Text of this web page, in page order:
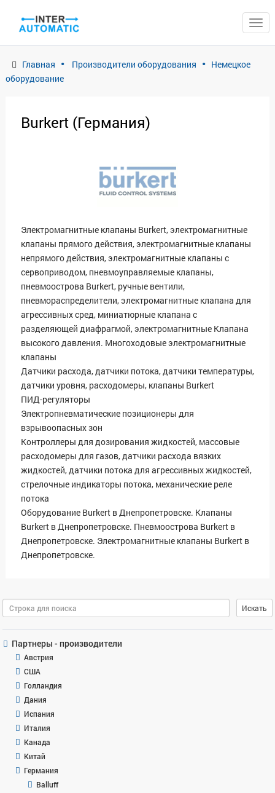
Главная Производители оборудования
Немецкое
оборудование
Burkert (Германия)
Электромагнитные клапаны Burkert, электромагнитные
клапаны прямого действия, электромагнитные клапаны
непрямого действия, электромагнитные клапаны с
сервоприводом, пневмоуправляемые клапаны,
пневмоострова Burkert, ручные вентили,
пневмораспределители, электромагнитные клапана для
агрессивных сред, миниатюрные клапана с
разделяющей диафрагмой, электромагнитные Клапана
высокого давления. Многоходовые электромагнитные
клапаны
Датчики расхода, датчики потока, датчики температуры,
датчики уровня, расходомеры, клапаны Burkert
ПИД-регуляторы
Электропневматические позиционеры для
взрывоопасных зон
Контроллеры для дозирования жидкостей, массовые
расходомеры для газов, датчики расхода вязких
жидкостей, датчики потока для агрессивных жидкостей,
стрелочные индикаторы потока, механические реле
потока
Оборудование Burkert в Днепропетровске. Клапаны
Burkert в Днепропетровске. Пневмоострова Burkert в
Днепропетровске. Электромагнитные клапаны Burkert в
Днепропетровске.
Поиск
Искать
Партнеры - производители
Австрия
США
Голландия
Дания
Испания
Италия
Канада
Китай
Германия
Balluff
ЗАКРЫТЬ